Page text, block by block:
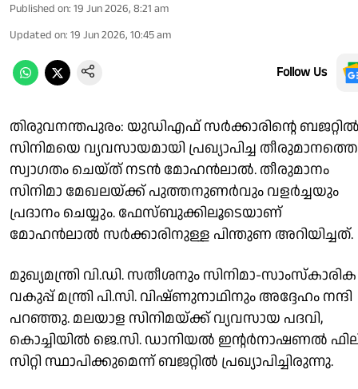
Published on: 19 Jun 2026, 8:21 am
Updated on: 19 Jun 2026, 10:45 am
Follow Us
തിരുവനന്തപുരം: യുഡിഎഫ് സർക്കാരിൻ്റെ
സിനിമയെ വ്യവസായമായി പ്രഖ്യാപിച്ച തീരുമാനത്തെ
സ്വാഗതം ചെയ്ത് നടൻ മോഹൻലാൽ. തീരുമാനം
സിനിമാ മേഖലയ്ക്ക് പുത്തനുണർവും വളർച്ചയും
പ്രദാനം ചെയ്യും. ഫേസ്ബുക്കിലൂടെയാണ്
മോഹൻലാൽ സർക്കാരിനുള്ള പിന്തുണ അറിയിച്ചത്.
മുഖ്യമന്ത്രി വി.ഡി. സതീശനും സിനിമാ-സാംസ്‌കാരിക
വകുപ്പ് മന്ത്രി പി.സി. വിഷ്ണുനാഥിനും അദ്ദേഹം നന്ദി
പറഞ്ഞു. മലയാള സിനിമയ്ക്ക് വ്യവസായ പദവി,
കൊച്ചിയിൽ ജെ.സി. ഡാനിയൽ ഇൻ്റർനാഷണൽ
സിറ്റി സ്ഥാപിക്കുമെന്ന് ബജറ്റിൽ പ്രഖ്യാപിച്ചിരുന്നു.